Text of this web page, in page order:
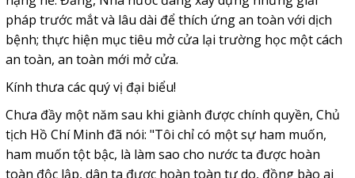
pháp trước mắt và lâu dài để thích ứng an toàn với dịch
bệnh; thực hiện mục tiêu mở cửa lại trường học một cách
an toàn, an toàn mới mở cửa.
Kính thưa các quý vị đại biểu!
Chưa đầy một năm sau khi giành được chính quyền, Chủ
tịch Hồ Chí Minh đã nói: "Tôi chỉ có một sự ham muốn,
ham muốn tột bậc, là làm sao cho nước ta được hoàn
toàn độc lập, dân ta được hoàn toàn tự do, đồng bào ai